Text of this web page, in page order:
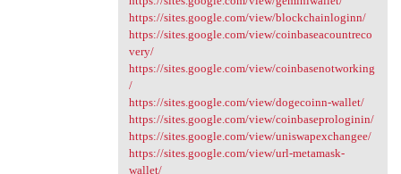
https://sites.google.com/view/blockchainloginn/
https://sites.google.com/view/coinbaseacountreco
very/
https://sites.google.com/view/coinbasenotworking
/
https://sites.google.com/view/dogecoinn-wallet/
https://sites.google.com/view/coinbaseprologinin/
https://sites.google.com/view/uniswapexchangee/
https://sites.google.com/view/url-metamask-
wallet/